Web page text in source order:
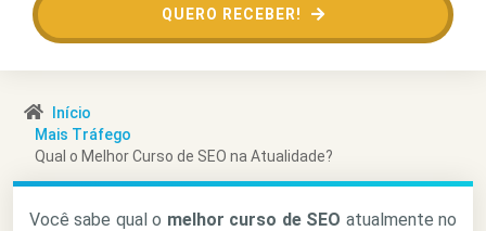
QUERO RECEBER!
Início
Mais Tráfego
Qual o Melhor Curso de SEO na Atualidade?
Você sabe qual o melhor curso de SEO atualmente no